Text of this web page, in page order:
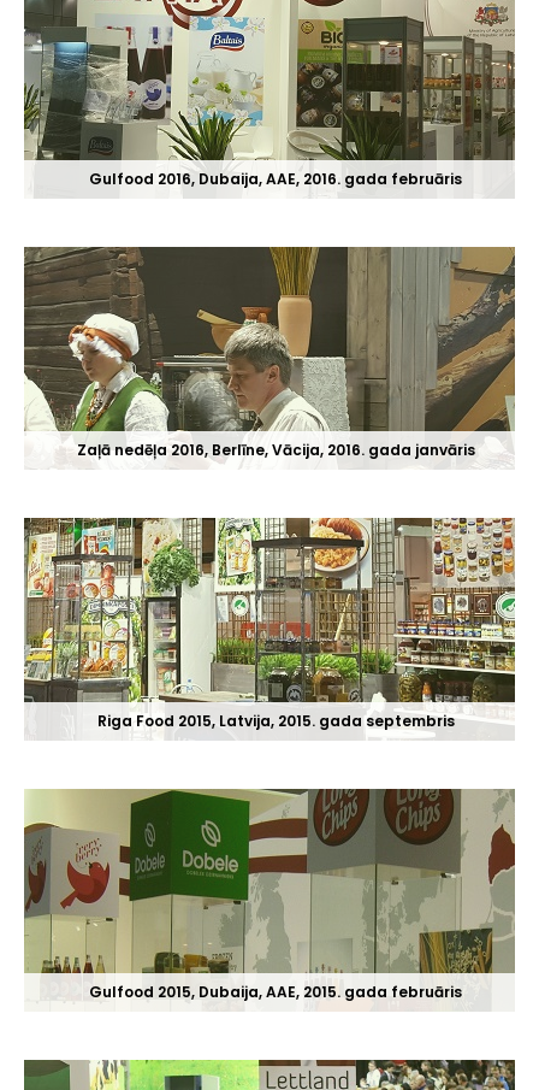
Gulfood 2016, Dubaija, AAE, 2016. gada februāris
Zaļā nedēļa 2016, Berlīne, Vācija, 2016. gada janvāris
Riga Food 2015, Latvija, 2015. gada septembris
Gulfood 2015, Dubaija, AAE, 2015. gada februāris